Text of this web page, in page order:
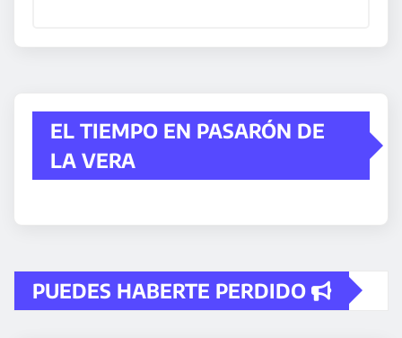
EL TIEMPO EN PASARÓN DE
LA VERA
PUEDES HABERTE PERDIDO